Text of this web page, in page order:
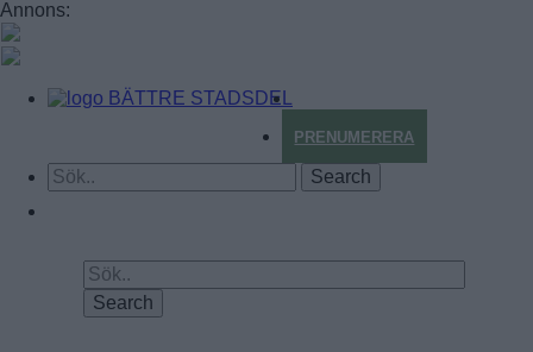
Annons:
BÄTTRE STADSDEL
PRENUMERERA